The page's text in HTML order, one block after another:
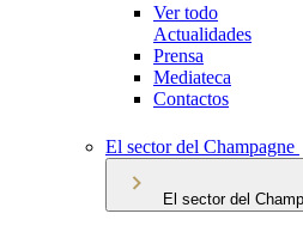
Ver todo
Actualidades
Prensa
Mediateca
Contactos
El sector del Champagne
El sector del